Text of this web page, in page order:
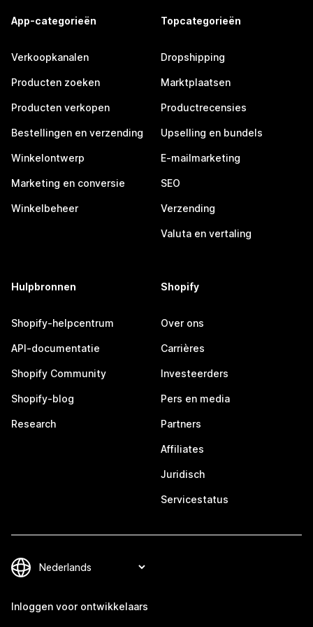
App-categorieën
Verkoopkanalen
Producten zoeken
Producten verkopen
Bestellingen en verzending
Winkelontwerp
Marketing en conversie
Winkelbeheer
Topcategorieën
Dropshipping
Marktplaatsen
Productrecensies
Upselling en bundels
E-mailmarketing
SEO
Verzending
Valuta en vertaling
Hulpbronnen
Shopify-helpcentrum
API-documentatie
Shopify Community
Shopify-blog
Research
Shopify
Over ons
Carrières
Investeerders
Pers en media
Partners
Affiliates
Juridisch
Servicestatus
Inloggen voor ontwikkelaars